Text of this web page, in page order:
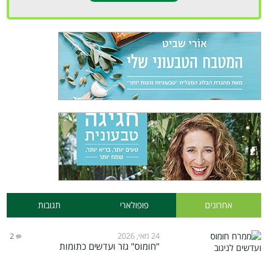
אחרונים פופולארי תגובות
24 מאי, 2026 2
"חומוס" גזר ועדשים כתומות